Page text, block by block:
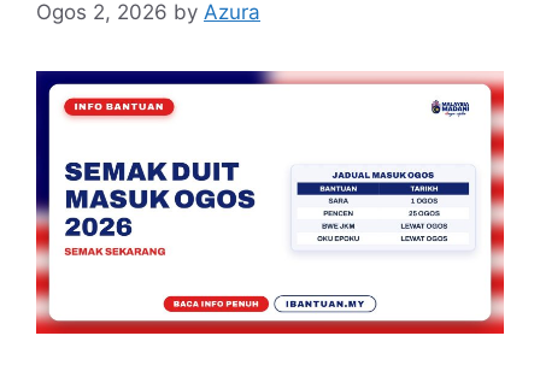
Ogos 2, 2026 by Azura